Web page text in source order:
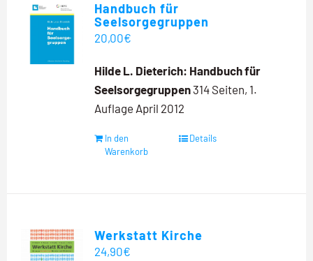
Handbuch für
Seelsorgegruppen
20,00€
Hilde L. Dieterich: Handbuch für
Seelsorgegruppen314 Seiten, 1.
Auflage April 2012
In den
Warenkorb
Details
Werkstatt Kirche
24,90€